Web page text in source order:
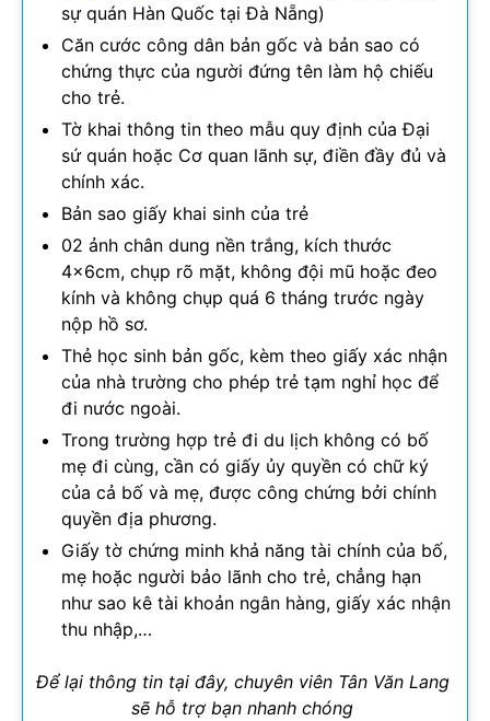
sự quán Hàn Quốc tại Đà Nẵng)
Căn cước công dân bản gốc và bản sao có
chứng thực của người đứng tên làm hộ chiếu
cho trẻ.
Tờ khai thông tin theo mẫu quy định của Đại
sứ quán hoặc Cơ quan lãnh sự, điền đầy đủ và
chính xác.
Bản sao giấy khai sinh của trẻ
02 ảnh chân dung nền trắng, kích thước
4x6cm, chụp rõ mặt, không đội mũ hoặc đeo
kính và không chụp quá 6 tháng trước ngày
nộp hồ sơ.
Thẻ học sinh bản gốc, kèm theo giấy xác nhận
của nhà trường cho phép trẻ tạm nghỉ học để
đi nước ngoài.
Trong trường hợp trẻ đi du lịch không có bố
mẹ đi cùng, cần có giấy ủy quyền có chữ ký
của cả bố và mẹ, được công chứng bởi chính
quyền địa phương.
Giấy tờ chứng minh khả năng tài chính của bố,
mẹ hoặc người bảo lãnh cho trẻ, chẳng hạn
như sao kê tài khoản ngân hàng, giấy xác nhận
thu nhập,…
Để lại thông tin tại đây, chuyên viên Tân Văn Lang
sẽ hỗ trợ bạn nhanh chóng